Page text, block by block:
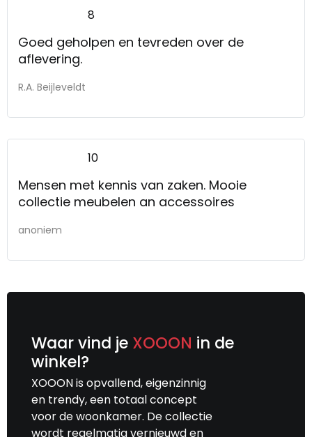
8
Goed geholpen en tevreden over de
aflevering.
R.A. Beijleveldt
10
Mensen met kennis van zaken. Mooie
collectie meubelen an accessoires
anoniem
Waar vind je XOOON in de
winkel?
XOOON is opvallend, eigenzinnig
en trendy, een totaal concept
voor de woonkamer. De collectie
wordt regelmatig vernieuwd en